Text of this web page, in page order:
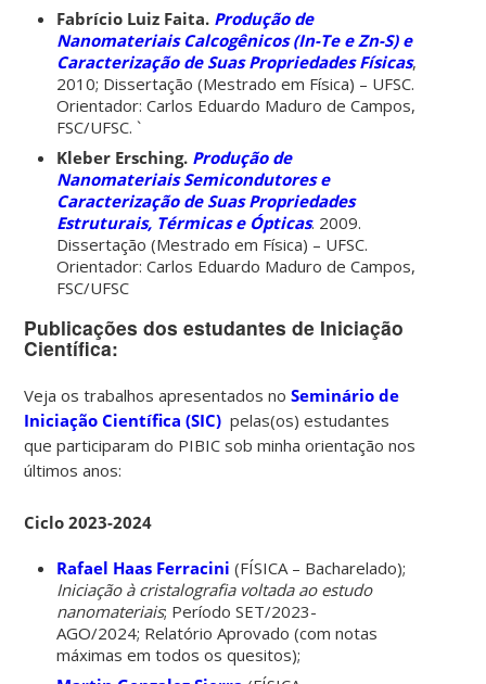
Fabrício Luiz Faita. Produção de
Nanomateriais Calcogênicos (In-Te e Zn-S) e
Caracterização de Suas Propriedades Físicas,
2010; Dissertação (Mestrado em Física) – UFSC.
Orientador: Carlos Eduardo Maduro de Campos,
FSC/UFSC. `
Kleber Ersching. Produção de
Nanomateriais Semicondutores e
Caracterização de Suas Propriedades
Estruturais, Térmicas e Ópticas. 2009.
Dissertação (Mestrado em Física) – UFSC.
Orientador: Carlos Eduardo Maduro de Campos,
FSC/UFSC
Publicações dos estudantes de Iniciação
Científica:
Veja os trabalhos apresentados noSeminário de
Iniciação Científica (SIC) pelas(os) estudantes
que participaram do PIBIC sob minha orientação nos
últimos anos:
Ciclo 2023-2024
Rafael Haas Ferracini (FÍSICA – Bacharelado);
Iniciação à cristalografia voltada ao estudo
nanomateriais; Período SET/2023-
AGO/2024; Relatório Aprovado (com notas
máximas em todos os quesitos);